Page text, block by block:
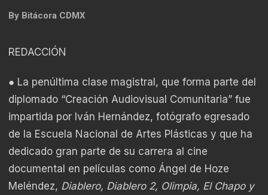
By Bitácora CDMX
REDACCIÓN
● La penúltima clase magistral, que forma parte del
diplomado “Creación Audiovisual Comunitaria” fue
impartida por Iván Hernández, fotógrafo egresado
de la Escuela Nacional de Artes Plásticas y que ha
dedicado gran parte de su carrera al cine
documental en películas como Ángel de Hoze
Meléndez, Diablero, Diablero 2, Olimpia, El Chapo y